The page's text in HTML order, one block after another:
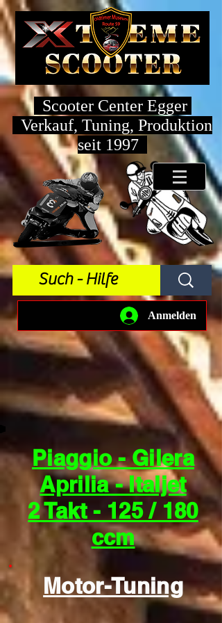
Scooter Center Egger
Verkauf, Tuning, Produktion
seit 1997
Anmelden
Piaggio - Gilera
Aprilia - Italjet
2 Takt - 125 / 180
ccm
Motor-Tuning